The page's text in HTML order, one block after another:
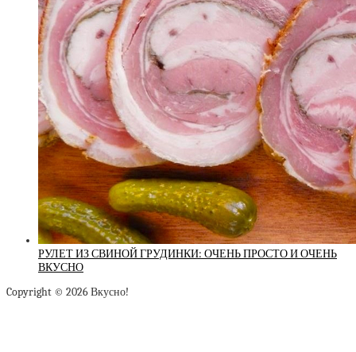
РУЛЕТ ИЗ СВИНОЙ ГРУДИНКИ: ОЧЕНЬ ПРОСТО И ОЧЕНЬ
ВКУСНО
Copyright © 2026 Вкусно!